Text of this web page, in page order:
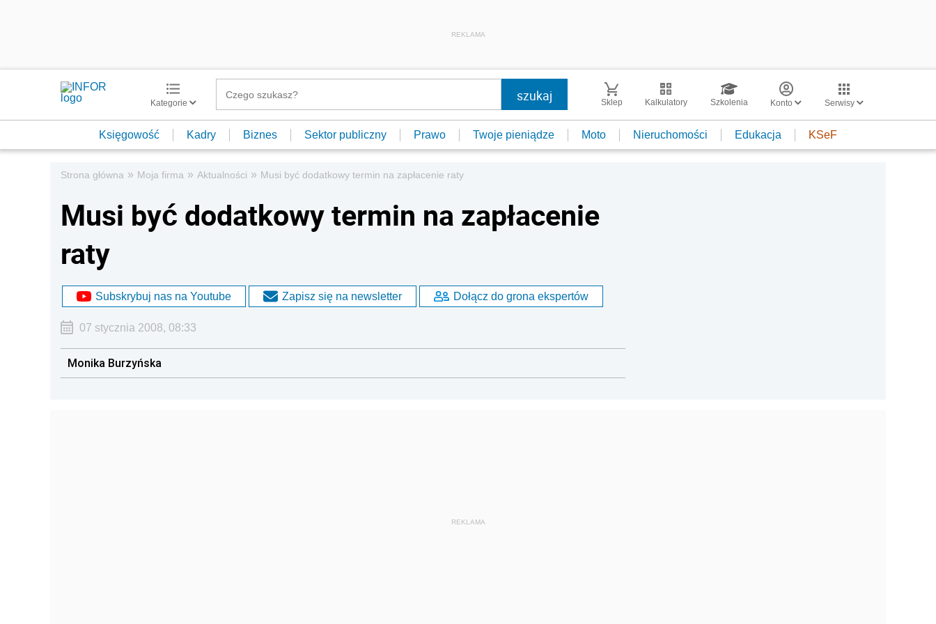
REKLAMA
Kategorie Sklep Kalkulatory Szkolenia Konto Serwisy
Księgowość Kadry Biznes Sektor publiczny Prawo Twoje pieniądze Moto Nieruchomości Edukacja KSeF
Strona główna » Moja firma » Aktualności » Musi być dodatkowy termin na zapłacenie raty
Musi być dodatkowy termin na zapłacenie
raty
Subskrybuj nas na Youtube Zapisz się na newsletter Dołącz do grona ekspertów
07 stycznia 2008, 08:33
Monika Burzyńska